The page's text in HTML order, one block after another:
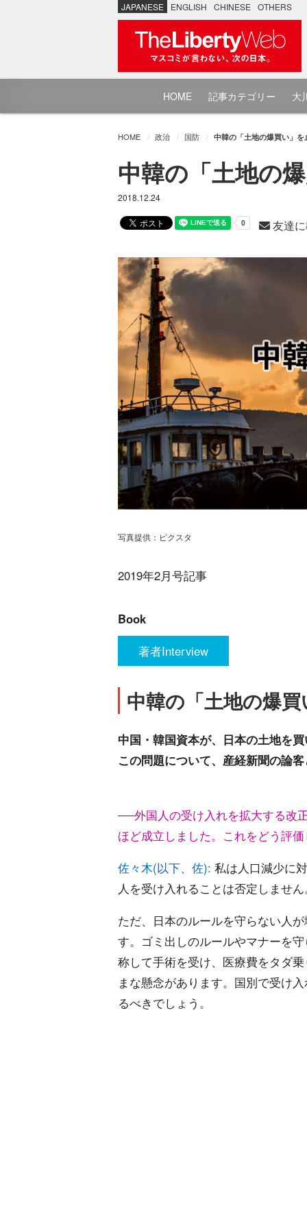
JAPANESE ENGLISH CHINESE OTHERS
HOME 記事カテゴリー 大
HOME 政治 国防 中韓の「土地の爆買い」
中韓の「土地の
2018.12.24
友達
写真提供：ピクスタ
2019年2月号記事
Book
著者Interview
中韓の「土地の爆
中国・韓国資本が、日本の土地を
この問題について、産経新聞の論
──外国人の受け入れを拡大する改
ほど成立しました。これをどう評
佐々木(以下、佐): 私は人口減少に
人を受け入れることは否定しませ
ただ、日本のルールを守らない人
す。ゴミ出しのルールやマナーを
称して手術を受け、医療費をタダ
まな懸念があります。国別で受け
るべきでしょう。